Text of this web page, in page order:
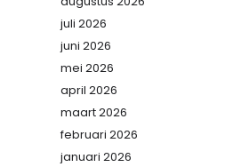
juli 2026
juni 2026
mei 2026
april 2026
maart 2026
februari 2026
januari 2026